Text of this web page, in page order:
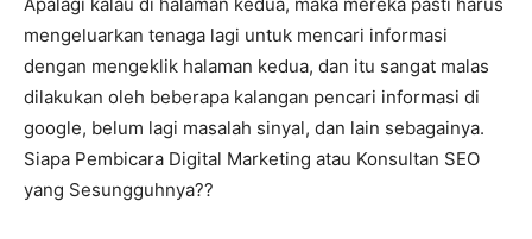
Apalagi kalau di halaman kedua, maka mereka pasti harus
mengeluarkan tenaga lagi untuk mencari informasi
dengan mengeklik halaman kedua, dan itu sangat malas
dilakukan oleh beberapa kalangan pencari informasi di
google, belum lagi masalah sinyal, dan lain sebagainya.
Siapa Pembicara Digital Marketing atau Konsultan SEO
yang Sesungguhnya??